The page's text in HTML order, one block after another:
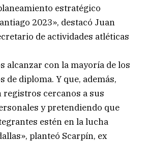
estratégico
2023», destacó Juan
de actividades atléticas
alcanzar con la mayoría de los
de diploma. Y que, además,
registros cercanos a sus
y pretendiendo que
estén en la lucha
planteó Scarpín, ex